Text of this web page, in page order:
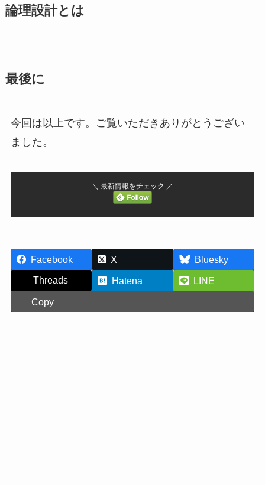
論理設計とは
最後に
今回は以上です。ご覧いただきありがとうござい
ました。
＼ 最新情報をチェック ／
Facebook X
Bluesky
Threads
Hatena
LINE
Copy